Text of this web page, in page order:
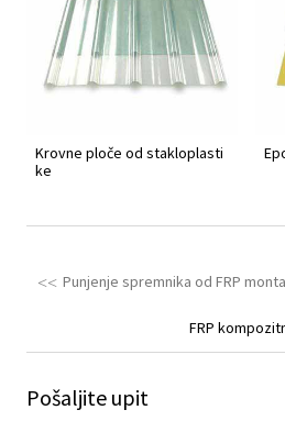
Krovne ploče od stakloplasti
ke
Punjenje spremnika od FRP
FRP
Pošaljite upit